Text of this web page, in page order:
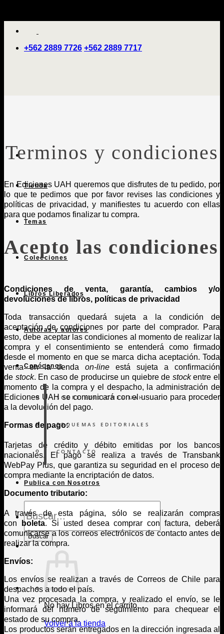
+562 2889 7726 +562 2889 7717
Tienda
Temas
Colecciones
Libros Liberados
Autoras y autores
Conócenos
SOBRE EDICIONES UAH
ESQUEMAS EDITORIALES
CONTACTO
Publica con Nosotros
de
Libros
Buscar
No hay Libros en el carrito.
Volver a la tienda
Terminos y condiciones
En Ediciones UAH queremos que disfrutes de tu pedido, por
lo que te pedimos que por favor revises las condiciones y
políticas de privacidad, y manifiestes tu acuerdo con ellas
para que podamos finalizar tu compra.
Acepto las condiciones
Condiciones de venta, garantía, cambios y/o
devoluciones de libros, políticas de privacidad
Toda transacción quedará sujeta a la condición de
aceptación de condiciones por parte del comprador. Para
esto, debe aceptar las condiciones al momento de realizar la
compra y el consentimiento se entenderá como firmado
desde el momento en que se marca dicha aceptación. Toda
venta en la tienda on-line está sujeta a confirmación
de stock. En caso de producirse un quiebre de stockentre el
momento de la compra y el despacho, la administración de
Ediciones UAH se comunicará con el usuario para proceder
a la devolución del pago.
Formas de pago:
Tarjetas de crédito y débito emitidas por los bancos
nacionales. El pago se realiza a través de Transbank
WebPay Plus, que garantiza su seguridad en el proceso de
compra mediante la encriptación de datos.
Documento tributario:
A través de esta página, sólo se realizarán compras
con
boleta. Si usted desea comprar con factura, deberá
comunicarse a los correos electrónicos de contacto antes de
realizar la compra.
Envíos:
Los envíos se realizan a través de Correos de Chile para
despachos a todo el país.
Una vez procesada la compra, y realizado el envío, se le
informará del número de seguimiento para chequear el
estado de su compra.
Los productos serán entregados en la dirección ingresada al